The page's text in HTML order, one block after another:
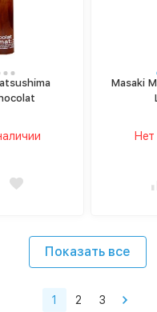
Masaki
Показать все
1 2 3